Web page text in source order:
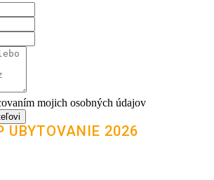
mojich osobných údajov
UBYTOVANIE 2026